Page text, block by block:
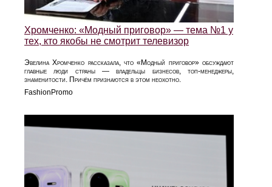
Хромченко: «Модный приговор» — тема №1 у
тех, кто якобы не смотрит телевизор
Эвелина Хромченко рассказала, что «Модный приговор» обсуждают
главные люди страны — владельцы бизнесов, топ-менеджеры,
знаменитости. Причём признаются в этом неохотно.
FashionPromo